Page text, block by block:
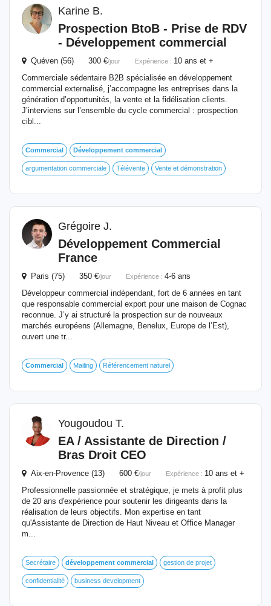
Karine B.
Prospection BtoB - Prise de RDV
- Développement commercial
Quéven (56) 300 €/jour Expérience : 10 ans et +
Commerciale sédentaire B2B spécialisée en développement
commercial externalisé, j’accompagne les entreprises dans la
génération d’opportunités, la vente et la fidélisation clients.
J’interviens sur l’ensemble du cycle commercial : prospection
cibl...
Commercial Développement commercial
argumentation commerciale Télévente Vente et démonstration
Grégoire J.
Développement Commercial
France
Paris (75) 350 €/jour Expérience : 4-6 ans
Développeur commercial indépendant, fort de 6 années en tant
que responsable commercial export pour une maison de Cognac
reconnue. J’y ai structuré la prospection sur de nouveaux
marchés européens (Allemagne, Benelux, Europe de l’Est),
ouvert une tr...
Commercial Mailing Référencement naturel
Yougoudou T.
EA / Assistante de Direction /
Bras Droit CEO
Aix-en-Provence (13) 600 €/jour Expérience : 10 ans et +
Professionnelle passionnée et stratégique, je mets à profit plus
de 20 ans d'expérience pour soutenir les dirigeants dans la
réalisation de leurs objectifs. Mon expertise en tant
qu'Assistante de Direction de Haut Niveau et Office Manager
m...
Secrétaire développement commercial gestion de projet
confidentialité business development